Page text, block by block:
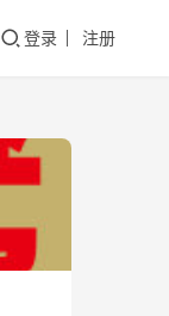
登录 注册